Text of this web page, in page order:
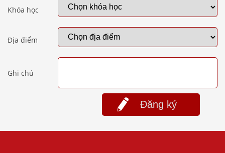
Khóa học
Địa điểm
Ghi chú
Đăng ký